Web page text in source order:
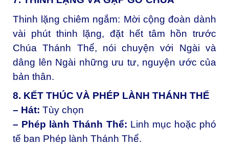
Thinh lặng chiêm ngắm: Mời cộng đoàn dành
vài phút thinh lặng, đặt hết tâm hồn trước
Chúa Thánh Thể, nói chuyện với Ngài và
dâng lên Ngài những ưu tư, nguyện ước của
bản thân.
8. KẾT THÚC VÀ PHÉP LÀNH THÁNH THỂ
– Hát: Tùy chọn
– Phép lành Thánh Thể: Linh mục hoặc phó
tế ban Phép lành Thánh Thể.